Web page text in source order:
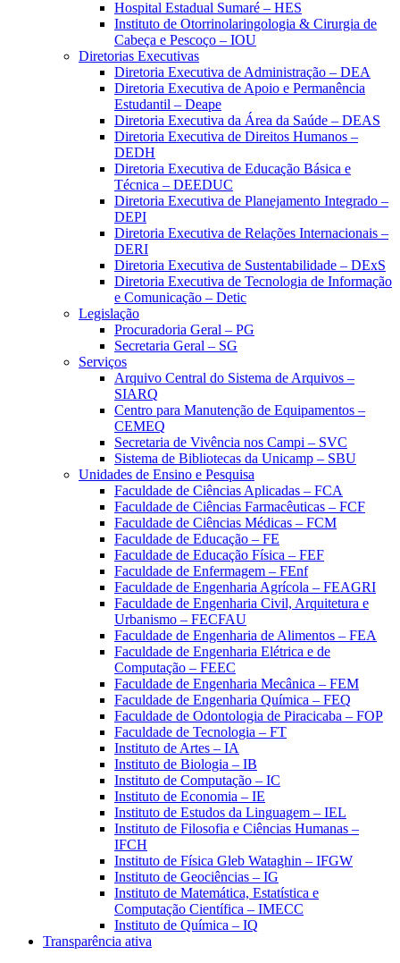
Hospital Estadual Sumaré – HES
Instituto de Otorrinolaringologia & Cirurgia de
Cabeça e Pescoço – IOU
Diretorias Executivas
Diretoria Executiva de Administração – DEA
Diretoria Executiva de Apoio e Permanência
Estudantil – Deape
Diretoria Executiva da Área da Saúde – DEAS
Diretoria Executiva de Direitos Humanos –
DEDH
Diretoria Executiva de Educação Básica e
Técnica – DEEDUC
Diretoria Executiva de Planejamento Integrado –
DEPI
Diretoria Executiva de Relações Internacionais –
DERI
Diretoria Executiva de Sustentabilidade – DExS
Diretoria Executiva de Tecnologia de Informação
e Comunicação – Detic
Legislação
Procuradoria Geral – PG
Secretaria Geral – SG
Serviços
Arquivo Central do Sistema de Arquivos –
SIARQ
Centro para Manutenção de Equipamentos –
CEMEQ
Secretaria de Vivência nos Campi – SVC
Sistema de Bibliotecas da Unicamp – SBU
Unidades de Ensino e Pesquisa
Faculdade de Ciências Aplicadas – FCA
Faculdade de Ciências Farmacêuticas – FCF
Faculdade de Ciências Médicas – FCM
Faculdade de Educação – FE
Faculdade de Educação Física – FEF
Faculdade de Enfermagem – FEnf
Faculdade de Engenharia Agrícola – FEAGRI
Faculdade de Engenharia Civil, Arquitetura e
Urbanismo – FECFAU
Faculdade de Engenharia de Alimentos – FEA
Faculdade de Engenharia Elétrica e de
Computação – FEEC
Faculdade de Engenharia Mecânica – FEM
Faculdade de Engenharia Química – FEQ
Faculdade de Odontologia de Piracicaba – FOP
Faculdade de Tecnologia – FT
Instituto de Artes – IA
Instituto de Biologia – IB
Instituto de Computação – IC
Instituto de Economia – IE
Instituto de Estudos da Linguagem – IEL
Instituto de Filosofia e Ciências Humanas –
IFCH
Instituto de Física Gleb Wataghin – IFGW
Instituto de Geociências – IG
Instituto de Matemática, Estatística e
Computação Científica – IMECC
Instituto de Química – IQ
Transparência ativa